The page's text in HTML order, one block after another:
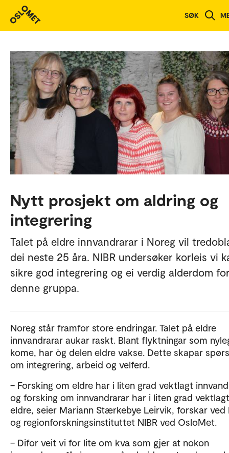
SØK
Nytt prosjekt om aldring og
integrering
Talet på eldre innvandrarar i Noreg vil
dei neste 25 åra. NIBR undersøker korleis vi
sikre god integrering og ei verdig alderdom
denne gruppa.
Noreg står framfor store endringar. Talet på eldre
innvandrarar aukar raskt. Blant flyktningar som
kome, har òg delen eldre vakse. Dette skapar
om integrering, arbeid og velferd.
– Forsking om eldre har i liten grad vektlagt
og forsking om innvandrarar har i liten grad vektlagt
eldre, seier Mariann Stærkebye Leirvik, forskar ved
og regionforskningsinstituttet NIBR ved OsloMet.
– Difor veit vi for lite om kva som gjer at nokon